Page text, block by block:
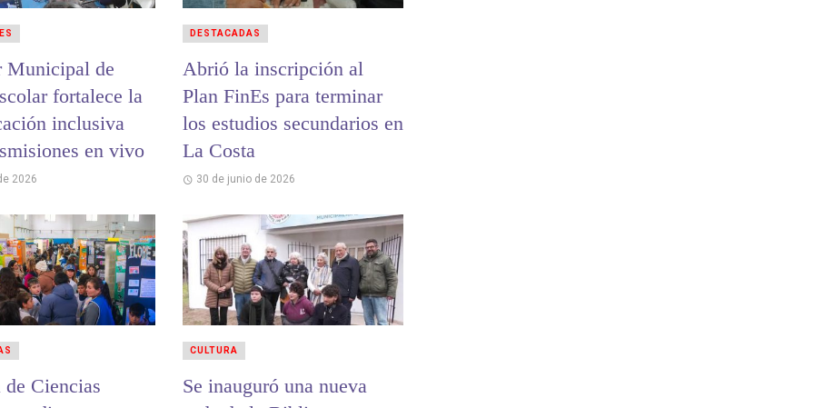
Municipal de
fortalece la
inclusiva
en vivo
2026
Abrió la inscripción al
Plan FinEs para terminar
los estudios secundarios en
La Costa
30 de junio de 2026
DESTACADAS
Ciencias
Se inauguró una nueva
CULTURA